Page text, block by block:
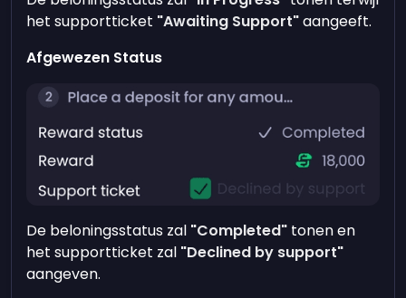
het supportticket "Awaiting Support"aangeeft.
Afgewezen Status
De beloningsstatus zal "Completed" tonen en
het supportticket zal "Declined by support"
aangeven.